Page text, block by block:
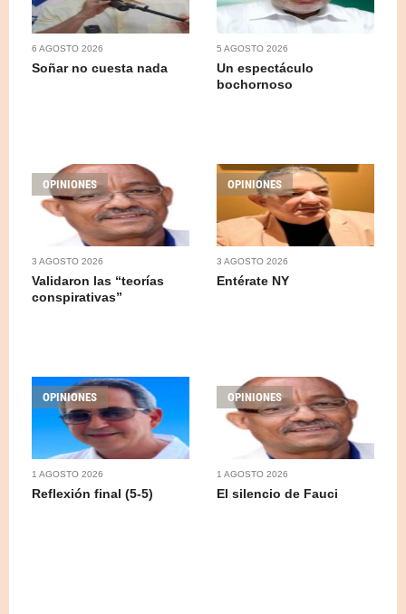
6 AGOSTO 2026
Soñar no cuesta nada
5 AGOSTO 2026
Un espectáculo
bochornoso
OPINIONES
3 AGOSTO 2026
Validaron las “teorías
conspirativas”
OPINIONES
3 AGOSTO 2026
Entérate NY
OPINIONES
1 AGOSTO 2026
Reflexión final (5-5)
OPINIONES
1 AGOSTO 2026
El silencio de Fauci